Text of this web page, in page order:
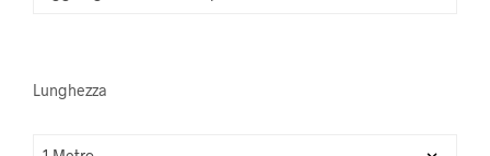
Lunghezza